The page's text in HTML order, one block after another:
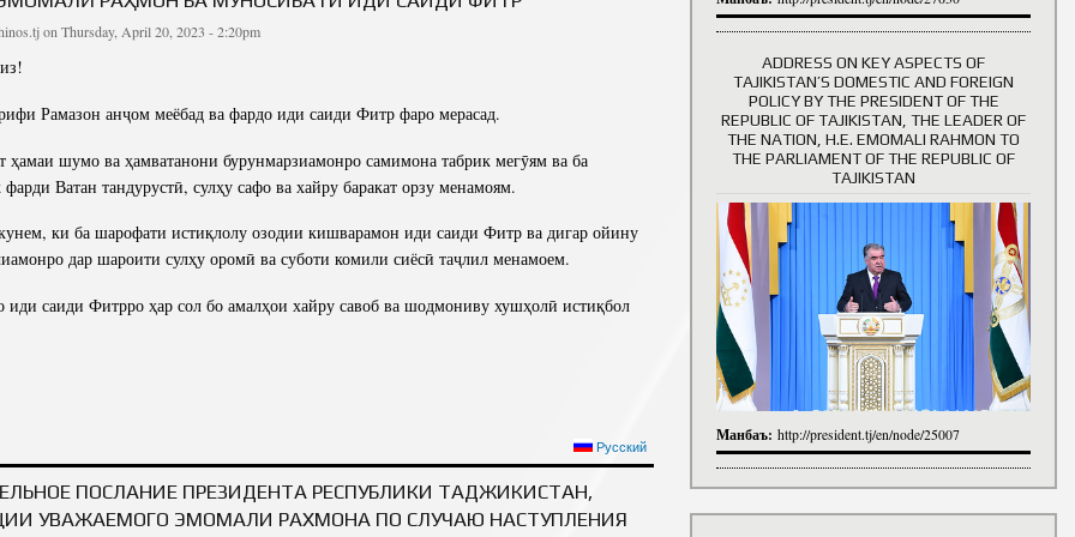
Director of Institute
on Thursday, April 20, 2023 - 2:20pm
Рамазон анҷом меёбад ва фардо иди саиди Фитр фаро мерасад.
ҳамаи шумо ва ҳамватанони бурунмарзиамонро самимона табрик мегӯям ва ба
Ватан тандурустӣ, сулҳу сафо ва хайру баракат орзу менамоям.
ки ба шарофати истиқлолу озодии кишварамон иди саиди Фитр ва дигар ойину
дар шароити сулҳу оромӣ ва суботи комили сиёсӣ таҷлил менамоем.
иди саиди Фитрро ҳар сол бо амалҳои хайру савоб ва шодмониву хушҳолӣ истиқбол
ПРЕЗИДЕНТИ ҶУМҲУРИИ ТОҶИКИСТОН, ПЕШВОИ МИЛЛАТ МУҲТАРАМ ЭМОМАЛӢ РАҲМОН БА
МУНОСИБАТИ ИДИ САИДИ ФИТР
Русский
ПОСЛАНИЕ ПРЕЗИДЕНТА РЕСПУБЛИКИ ТАДЖИКИСТАН,
УВАЖАЕМОГО ЭМОМАЛИ РАХМОНА ПО СЛУЧАЮ НАСТУПЛЕНИЯ
ADDRESS ON KEY ASPECTS OF
TAJIKISTAN’S DOMESTIC AND FOREIGN
POLICY BY THE PRESIDENT OF THE
REPUBLIC OF TAJIKISTAN, THE LEADER OF
THE NATION, H.E. EMOMALI RAHMON TO
THE PARLIAMENT OF THE REPUBLIC OF
TAJIKISTAN
Манбаъ: http://president.tj/en/node/25007